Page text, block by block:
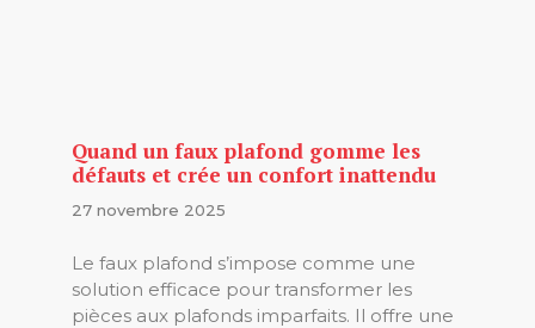
Quand un faux plafond gomme les
défauts et crée un confort inattendu
27 novembre 2025
Le faux plafond s’impose comme une
solution efficace pour transformer les
pièces aux plafonds imparfaits. Il offre une